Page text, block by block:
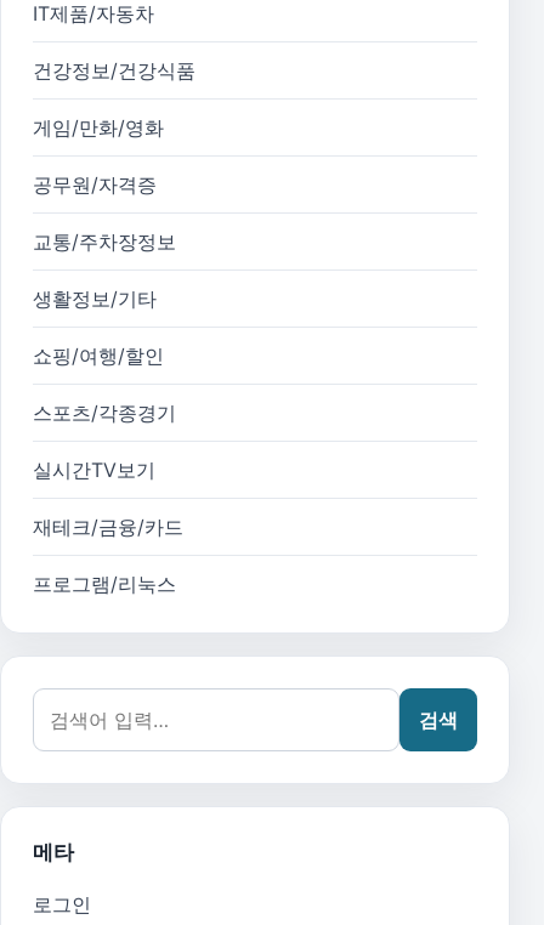
IT제품/자동차
건강정보/건강식품
게임/만화/영화
공무원/자격증
교통/주차장정보
생활정보/기타
쇼핑/여행/할인
스포츠/각종경기
실시간TV보기
재테크/금융/카드
프로그램/리눅스
검색어:
검색
메타
로그인